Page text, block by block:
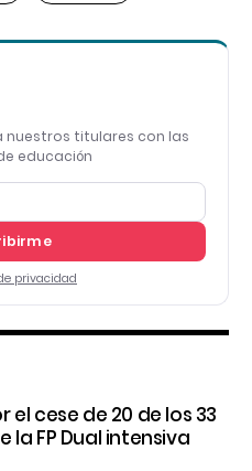
nuestros titulares con las
educación
privacidad
cese de 20 de los 33
la FP Dual intensiva